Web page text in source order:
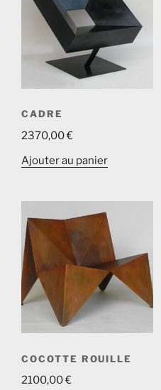
CADRE
2370,00€
Ajouter au panier
COCOTTE ROUILLE
2100,00€